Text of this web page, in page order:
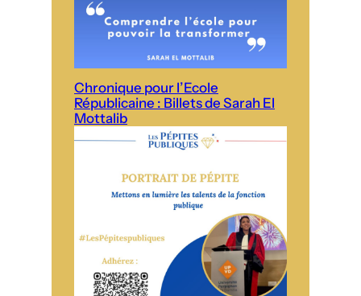
Chronique pour l’Ecole
Républicaine : Billets de Sarah El
Mottalib